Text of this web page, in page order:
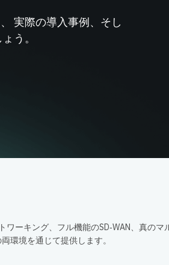
実際の導入事例、そし
う。
ーキング、フル機能のSD‑WAN、真のマ
環境を通じて提供します。